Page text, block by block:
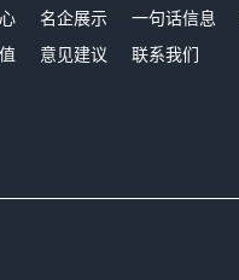
名企展示 一句话信息
意见建议 联系我们